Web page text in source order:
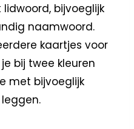
bijvoeglijk
naamwoord.
kaartjes voor
bij twee kleuren
met bijvoeglijk